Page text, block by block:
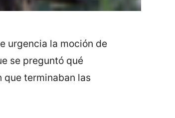
urgencia la moción de
se preguntó qué
que terminaban las